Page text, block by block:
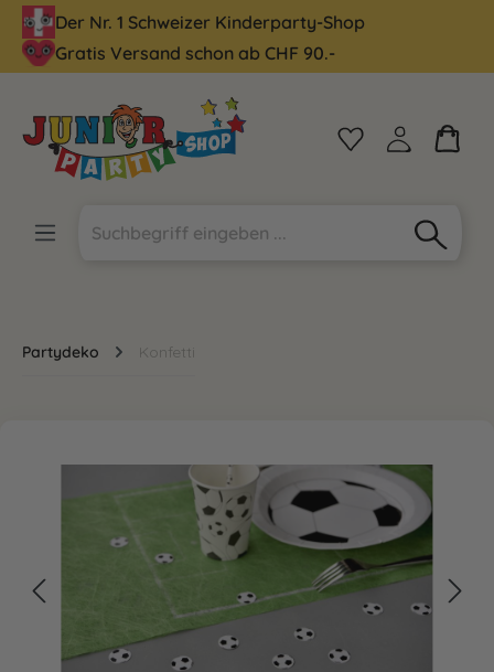
springen
Der Nr. 1 Schweizer Kinderparty-Shop
Gratis Versand schon ab CHF 90.-
Partydeko Konfetti
Bildergalerie überspringen